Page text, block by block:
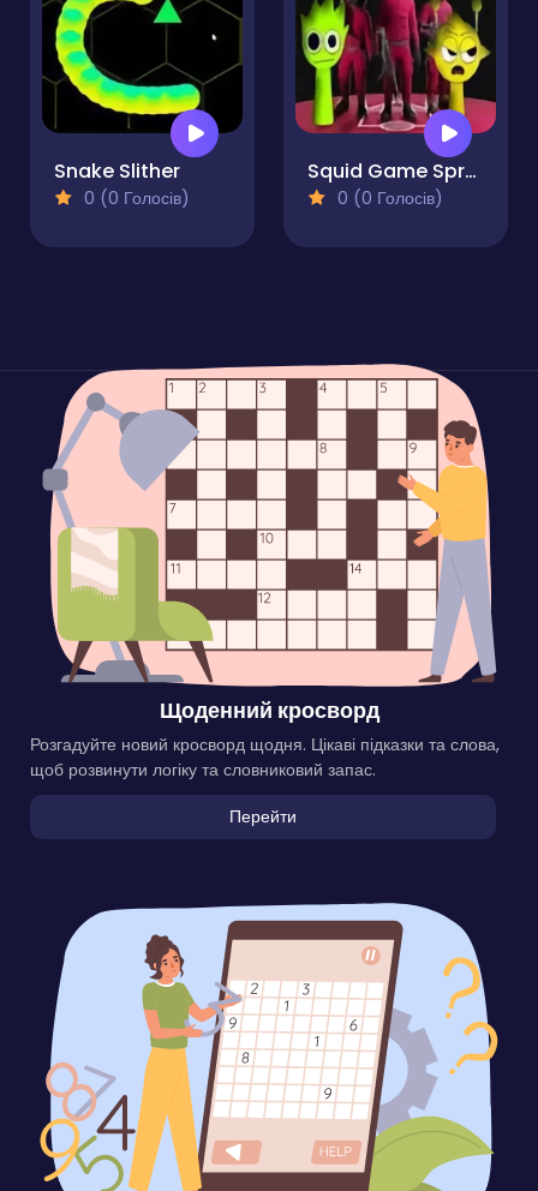
Snake Slither
0 (0 Голосів)
Squid Game Sprunki FNF Battle
0 (0 Голосів)
Щоденний кросворд
Розгадуйте новий кросворд щодня. Цікаві підказки та слова,
щоб розвинути логіку та словниковий запас.
Перейти